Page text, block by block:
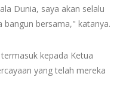
Dunia, saya akan selalu
bangun bersama," katanya.
kepada Ketua
yang telah mereka